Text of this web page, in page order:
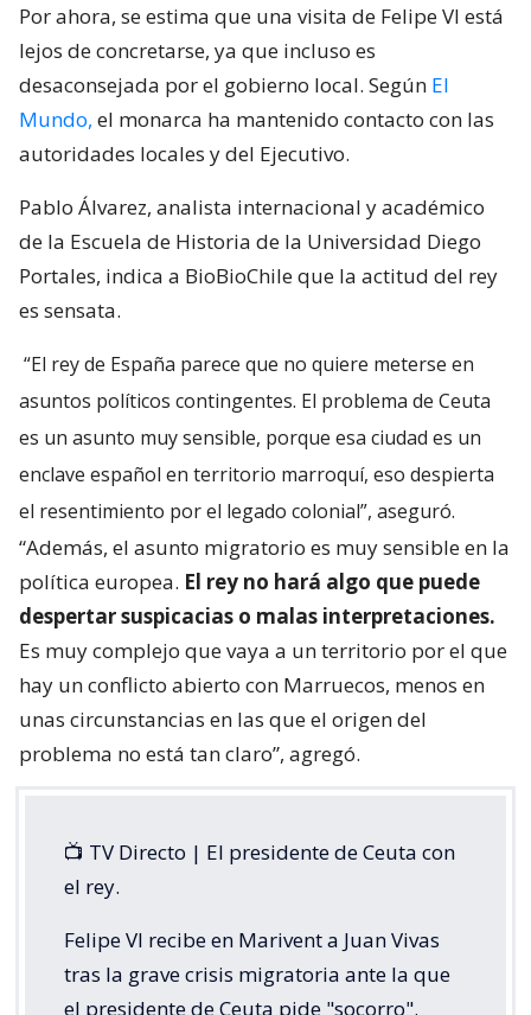
Por ahora, se estima que una visita de Felipe VI está
lejos de concretarse, ya que incluso es
desaconsejada por el gobierno local. Según El
Mundo, el monarca ha mantenido contacto con las
autoridades locales y del Ejecutivo.
Pablo Álvarez, analista internacional y académico
de la Escuela de Historia de la Universidad Diego
Portales, indica a BioBioChile que la actitud del rey
es sensata.
“El rey de España parece que no quiere meterse en
asuntos políticos contingentes. El problema de Ceuta
es un asunto muy sensible, porque esa ciudad es un
enclave español en territorio marroquí, eso despierta
el resentimiento por el legado colonial”, aseguró.
“Además, el asunto migratorio es muy sensible en la
política europea. El rey no hará algo que puede
despertar suspicacias o malas interpretaciones.
Es muy complejo que vaya a un territorio por el que
hay un conflicto abierto con Marruecos, menos en
unas circunstancias en las que el origen del
problema no está tan claro”, agregó.
📺 TV Directo | El presidente de Ceuta con
el rey.
Felipe VI recibe en Marivent a Juan Vivas
tras la grave crisis migratoria ante la que
el presidente de Ceuta pide "socorro".